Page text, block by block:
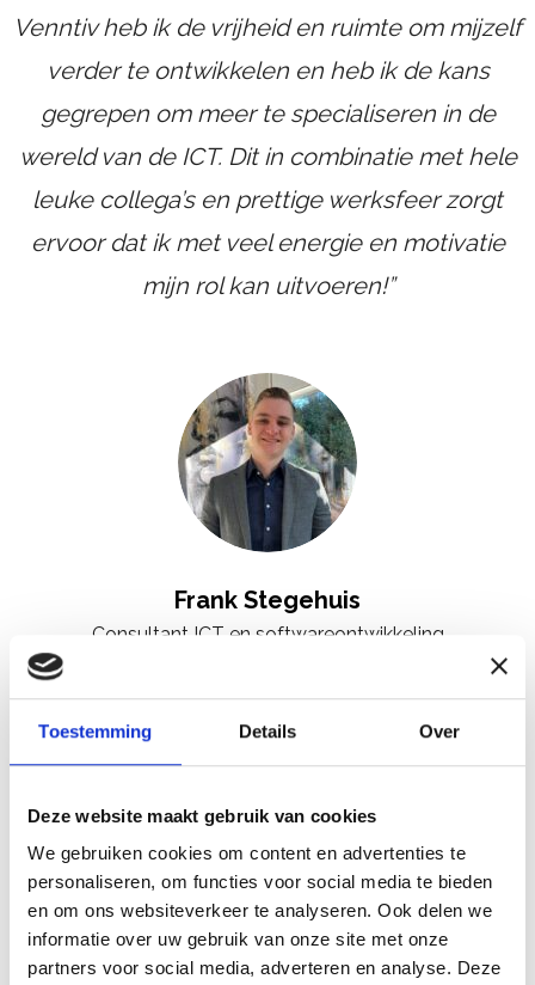
Toestemming Details Over
Deze website maakt gebruik van cookies
We gebruiken cookies om content en advertenties te
personaliseren, om functies voor social media te bieden
en om ons websiteverkeer te analyseren. Ook delen we
informatie over uw gebruik van onze site met onze
partners voor social media, adverteren en analyse. Deze
Venntiv heb ik de vrijheid en ruimte om mijzelf
verder te ontwikkelen en heb ik de kans
gegrepen om meer te specialiseren in de
wereld van de ICT. Dit in combinatie met hele
leuke collega’s en prettige werksfeer zorgt
ervoor dat ik met veel energie en motivatie
mijn rol kan uitvoeren!”
Frank Stegehuis
Consultant ICT en softwareontwikkeling
“Door mijn afwisselende werkzaamheden is
geen dag hetzelfde. Bij Venntiv krijg je alle
te maken (hier vooral van te leren) en je
persoonlijk te ontwikkelen. Wat voor mij echt
een van de aller fijnste dingen is, is de fijne
cultuur met hardwerkende collega’s die naast